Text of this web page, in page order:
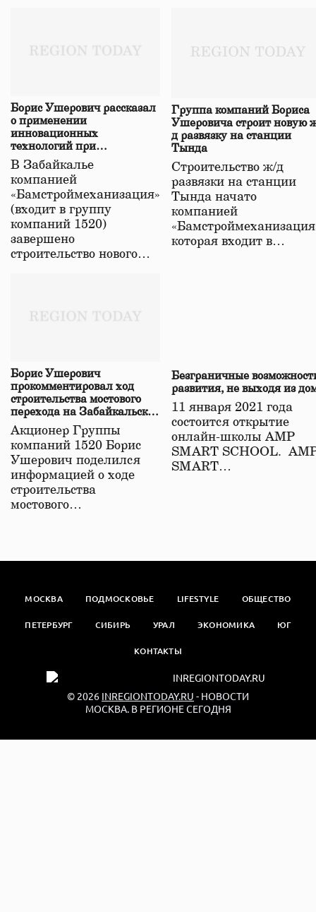
Борис Ушерович рассказал
о применении
инновационных
технологий при
строительстве нового моста
в Забайкалье
В Забайкалье
компанией
«Бамстроймеханизация»
(входит в группу
компаний 1520)
завершено
строительство нового…
Группа компаний Бориса
Ушеровича строит новую
д развязку на станции
Тында
Строительство ж/д
развязки на станции
Тында начато
компанией
которая входит в…
Борис Ушерович
прокомментировал ход
строительства мостового
перехода на Забайкальской
железной дороге
Акционер Группы
компаний 1520 Борис
Ушерович поделился
информацией о ходе
строительства
мостового…
Безграничные
развития, не выходя из
11 января 2021 года
состоится открытие
онлайн-школы АМР
SMART SCHOOL.
SMART…
МОСКВА ПОДМОСКОВЬЕ LIFESTYLE ОБЩЕСТВО
ПЕТЕРБУРГ СИБИРЬ УРАЛ ЭКОНОМИКА ЮГ
КОНТАКТЫ
© 2026 INREGIONTODAY.RU - НОВОСТИ
МОСКВА. В РЕГИОНЕ СЕГОДНЯ